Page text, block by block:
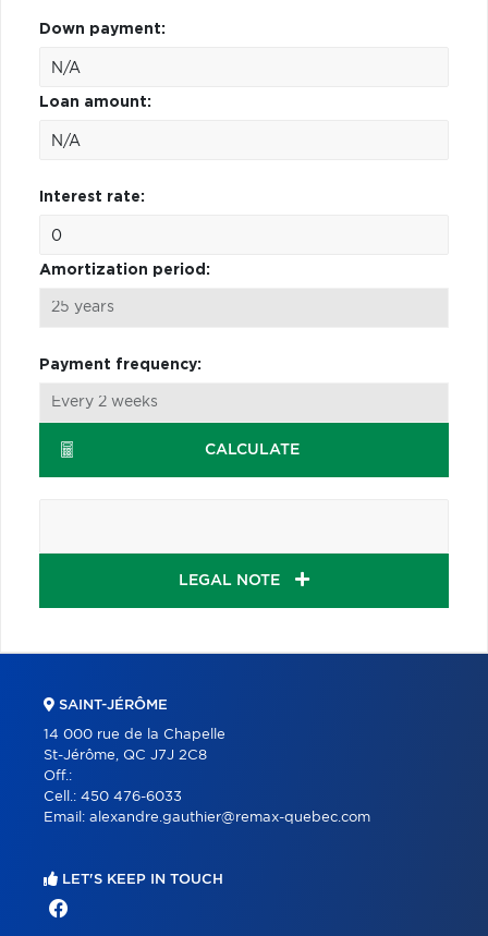
Down payment:
Loan amount:
Interest rate:
Amortization period:
Payment frequency:
CALCULATE
LEGAL NOTE
SAINT-JÉRÔME
14 000 rue de la Chapelle
St-Jérôme, QC J7J 2C8
Off.:
Cell.: 450 476-6033
Email: alexandre.gauthier@remax-quebec.com
LET'S KEEP IN TOUCH